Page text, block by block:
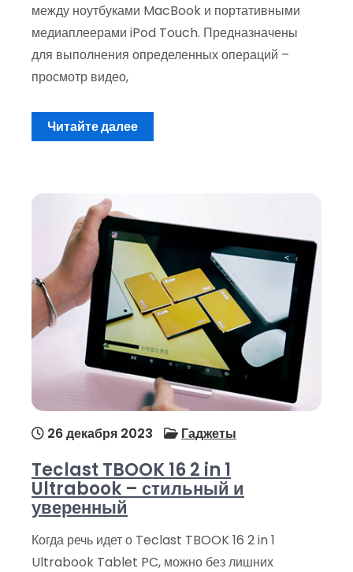
между ноутбуками MacBook и портативными
медиаплеерами iPod Touch. Предназначены
для выполнения определенных операций –
просмотр видео,
Читайте далее
26 декабря 2023 Гаджеты
Teclast TBOOK 16 2 in 1
Ultrabook – стильный и
уверенный
Когда речь идет о Teclast TBOOK 16 2 in 1
Ultrabook Tablet PC, можно без лишних